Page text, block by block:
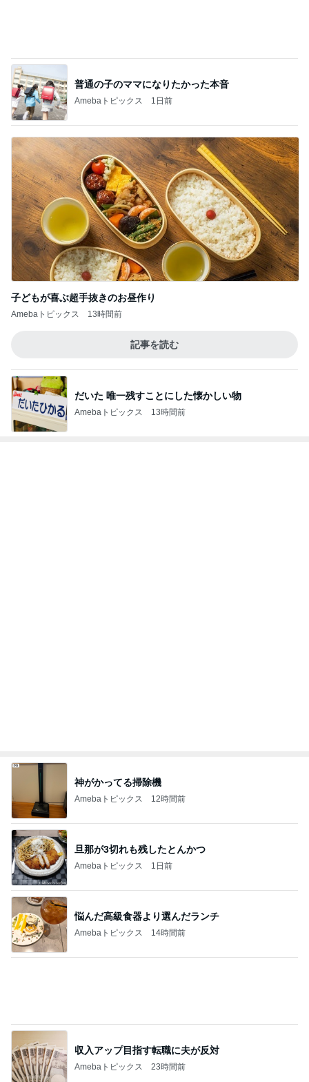
普通の子のママになりたかった本音
Amebaトピックス 1日前
子どもが喜ぶ超手抜きのお昼作り
Amebaトピックス 13時間前
記事を読む
だいた 唯一残すことにした懐かしい物
Amebaトピックス 13時間前
神がかってる掃除機
Amebaトピックス 12時間前
旦那が3切れも残したとんかつ
Amebaトピックス 1日前
悩んだ高級食器より選んだランチ
Amebaトピックス 14時間前
収入アップ目指す転職に夫が反対
Amebaトピックス 23時間前